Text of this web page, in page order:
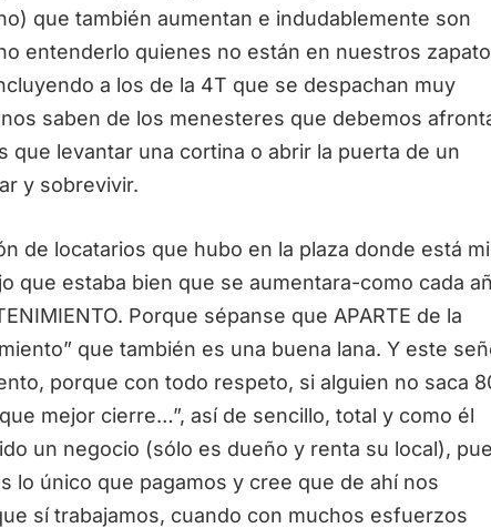
que también aumentan e indudablemente son
entenderlo quienes no están en nuestros
a los de la 4T que se despachan muy
saben de los menesteres que debemos
que levantar una cortina o abrir la puerta de un
y sobrevivir.
de locatarios que hubo en la plaza donde está mi
que estaba bien que se aumentara-como cada
Porque sépanse que APARTE de la
que también es una buena lana. Y este
porque con todo respeto, si alguien no saca
mejor cierre…”, así de sencillo, total y como él
un negocio (sólo es dueño y renta su local),
lo único que pagamos y cree que de ahí nos
sí trabajamos, cuando con muchos esfuerzos